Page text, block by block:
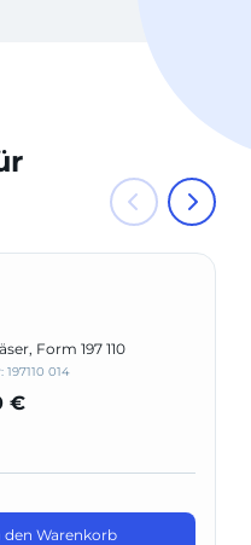
Form 197 110
014
€
den Warenkorb